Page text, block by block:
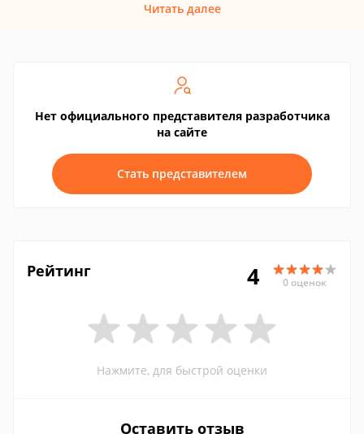
Читать далее
Нет официального представителя разработчика
на сайте
Стать представителем
Рейтинг 4 0 оценок
Нажмите, для быстрой оценки
Оставить отзыв